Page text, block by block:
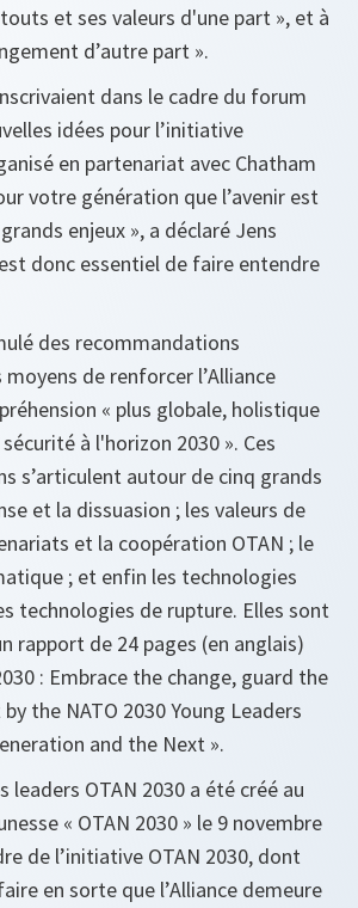
et ses valeurs d'une part », et à
d’autre part ».
dans le cadre du forum
idées pour l’initiative
en partenariat avec Chatham
votre génération que l’avenir est
enjeux », a déclaré Jens
donc essentiel de faire entendre
des recommandations
de renforcer l’Alliance
« plus globale, holistique
à l'horizon 2030 ». Ces
s’articulent autour de cinq grands
et la dissuasion ; les valeurs de
et la coopération OTAN ; le
; et enfin les technologies
technologies de rupture. Elles sont
rapport de 24 pages (en anglais)
: Embrace the change, guard the
the NATO 2030 Young Leaders
and the Next ».
leaders OTAN 2030 a été créé au
« OTAN 2030 » le 9 novembre
de l’initiative OTAN 2030, dont
en sorte que l’Alliance demeure